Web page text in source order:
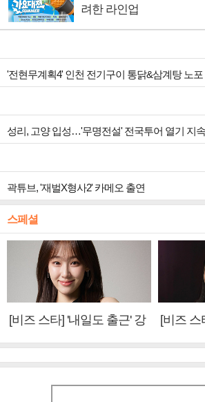
려한 라인업
'전현무계획4' 인천 전기구이 통닭&삼계탕 노
성리, 고양 입성…'무명전설' 전국투어 열기 지속
곽튜브, '재벌X형사2' 카메오 출연
스페셜
[비즈 스타] '내일도 출근' 강
[비즈 스